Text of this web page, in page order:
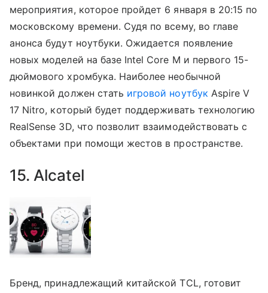
мероприятия, которое пройдет 6 января в 20:15 по
московскому времени. Судя по всему, во главе
анонса будут ноутбуки. Ожидается появление
новых моделей на базе Intel Core M и первого 15-
дюймового хромбука. Наиболее необычной
новинкой должен стать игровой ноутбук Aspire V
17 Nitro, который будет поддерживать технологию
RealSense 3D, что позволит взаимодействовать с
объектами при помощи жестов в пространстве.
15. Alcatel
Бренд, принадлежащий китайской TCL, готовит